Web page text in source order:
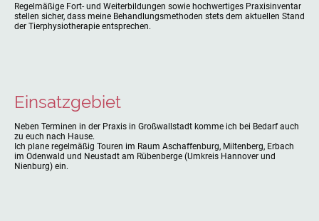
Regelmäßige Fort- und Weiterbildungen sowie hochwertiges Praxisinventar
stellen sicher, dass meine Behandlungsmethoden stets dem aktuellen Stand
der Tierphysiotherapie entsprechen.
Einsatzgebiet
Neben Terminen in der Praxis in Großwallstadt komme ich bei Bedarf auch
zu euch nach Hause.
Ich plane regelmäßig Touren im Raum Aschaffenburg, Miltenberg, Erbach
im Odenwald und Neustadt am Rübenberge (Umkreis Hannover und
Nienburg) ein.